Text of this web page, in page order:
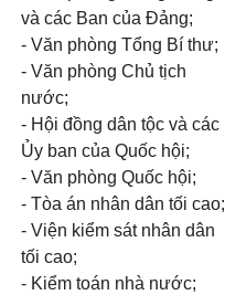
và các Ban của Đảng;
- Văn phòng Tổng Bí thư;
- Văn phòng Chủ tịch
nước;
- Hội đồng dân tộc và các
Ủy ban của Quốc hội;
- Văn phòng Quốc hội;
- Tòa án nhân dân tối cao;
- Viện kiểm sát nhân dân
tối cao;
- Kiểm toán nhà nước;